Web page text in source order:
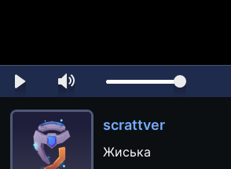
scrattver
Жиська